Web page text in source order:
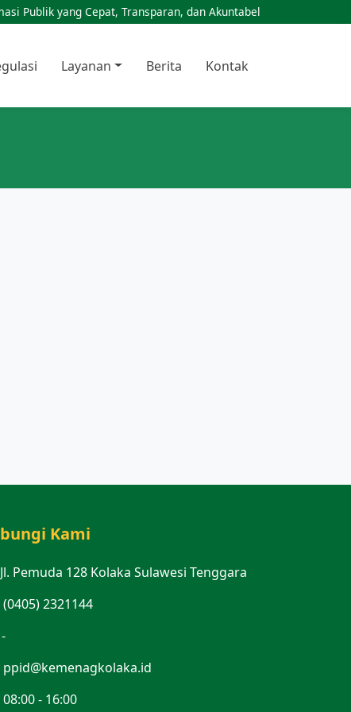
Publik yang Cepat, Transparan, dan Akuntabel
Layanan Berita Kontak
Kami
Jl. Pemuda 128 Kolaka Sulawesi Tenggara
(0405) 2321144
-
ppid@kemenagkolaka.id
08:00 - 16:00